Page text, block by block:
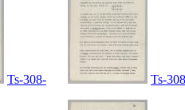
Ts-308-
Ts-